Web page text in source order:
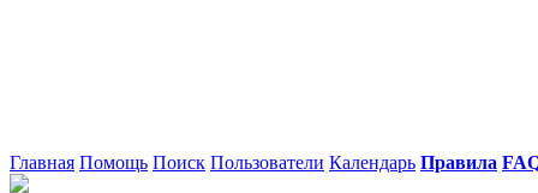
Главная Помощь Поиск Пользователи Календарь Правила